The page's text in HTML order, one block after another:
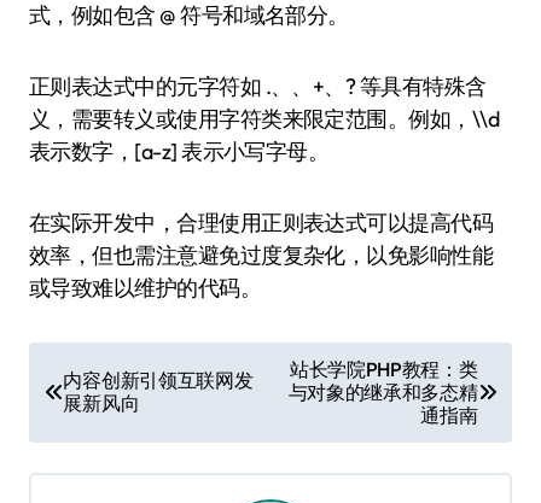
式，例如包含 @ 符号和域名部分。
正则表达式中的元字符如 .、、+、? 等具有特殊含
义，需要转义或使用字符类来限定范围。例如，\\d
表示数字，[a-z] 表示小写字母。
在实际开发中，合理使用正则表达式可以提高代码
效率，但也需注意避免过度复杂化，以免影响性能
或导致难以维护的代码。
章
导
航
内容创新引领互联网发
展新风向
站长学院PHP教程：类
与对象的继承和多态精
通指南